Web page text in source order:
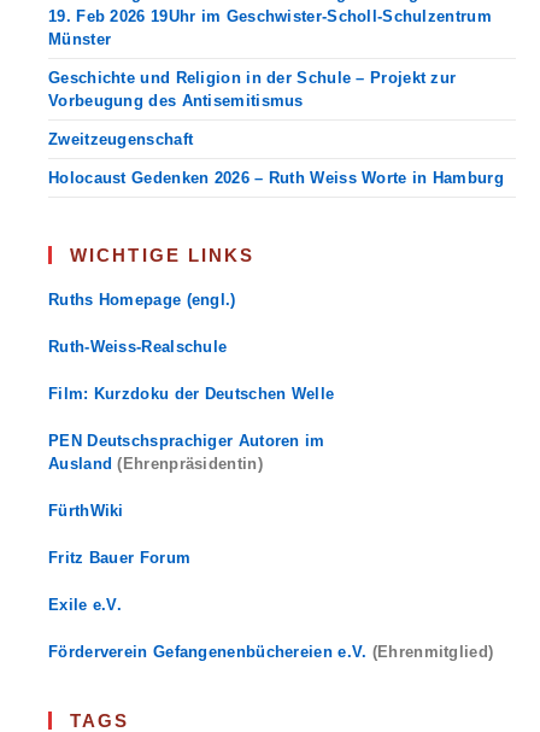
19. Feb 2026 19Uhr im Geschwister-Scholl-Schulzentrum
Münster
Geschichte und Religion in der Schule – Projekt zur
Vorbeugung des Antisemitismus
Zweitzeugenschaft
Holocaust Gedenken 2026 – Ruth Weiss Worte in Hamburg
WICHTIGE LINKS
Ruths Homepage (engl.)
Ruth-Weiss-Realschule
Film: Kurzdoku der Deutschen Welle
PEN Deutschsprachiger Autoren im
Ausland(Ehrenpräsidentin)
FürthWiki
Fritz Bauer Forum
Exile e.V.
Förderverein Gefangenenbüchereien e.V. (Ehrenmitglied)
TAGS